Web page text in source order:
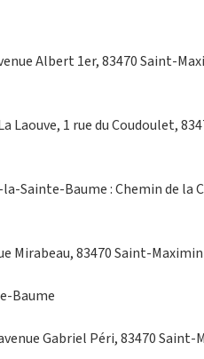
Albert 1er, 83470 Saint-
Laouve, 1 rue du Coudoulet,
Sainte-Baume : Chemin de la
Mirabeau, 83470 Saint-
Baume
Gabriel Péri, 83470